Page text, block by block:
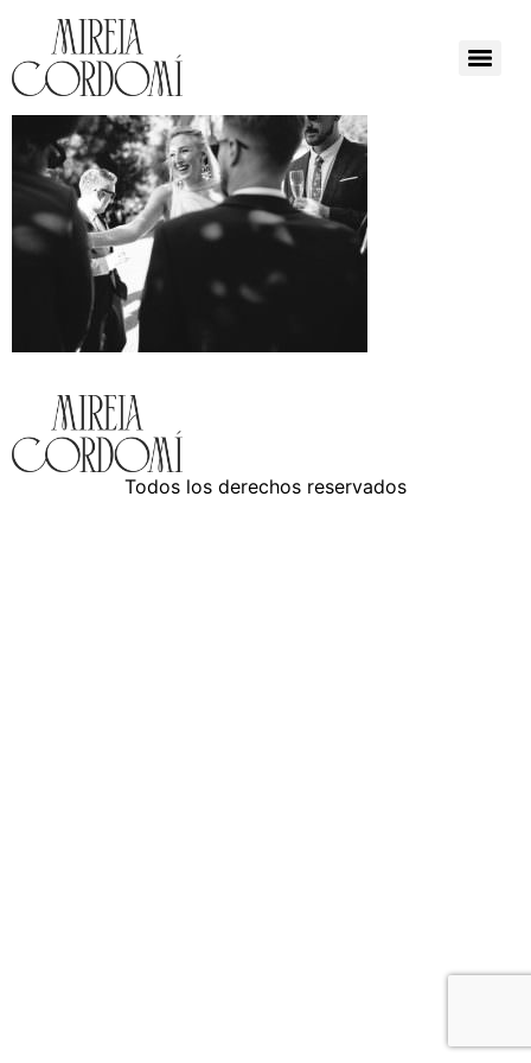
Todos los derechos reservados